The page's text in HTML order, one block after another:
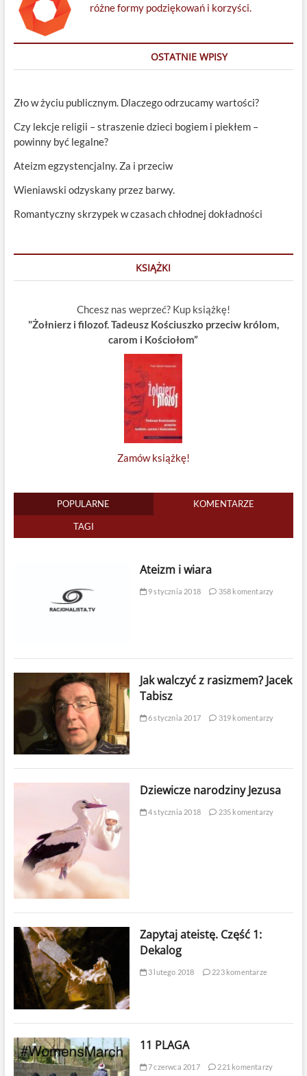
różne formy podziękowań i korzyści.
OSTATNIE WPISY
Zło w życiu publicznym. Dlaczego odrzucamy wartości?
Czy lekcje religii – straszenie dzieci bogiem i piekłem –
powinny być legalne?
Ateizm egzystencjalny. Za i przeciw
Wieniawski odzyskany przez barwy.
Romantyczny skrzypek w czasach chłodnej dokładności
KSIĄŻKI
Chcesz nas weprzeć? Kup książkę!
"Żołnierz i filozof. Tadeusz Kościuszko przeciw królom,
carom i Kościołom”
Zamów książkę!
POPULARNE KOMENTARZE
TAGI
Ateizm i wiara
9 stycznia 2018 358 komentarzy
Jak walczyć z rasizmem? Jacek
Tabisz
6 stycznia 2017 319 komentarzy
Dziewicze narodziny Jezusa
4 stycznia 2018 235 komentarzy
Zapytaj ateistę. Część 1:
Dekalog
3 lutego 2018 223 komentarze
11 PLAGA
7 czerwca 2017 221 komentarzy